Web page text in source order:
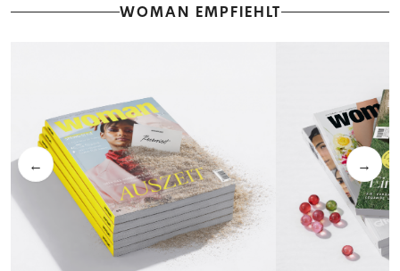
WOMAN EMPFIEHLT
← →